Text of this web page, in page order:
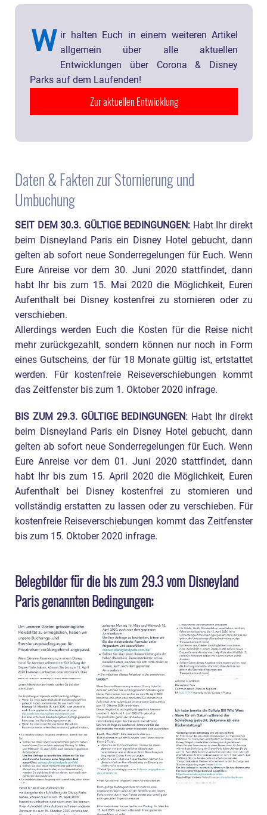
W ir halten Euch in einem weiteren Artikel
allgemein über alle aktuellen
Entwicklungen über Corona & Disney
Parks auf dem Laufenden!
Zur aktuellen Entwicklung
Daten & Fakten zur Stornierung und
Umbuchung
SEIT DEM 30.3. GÜLTIGE BEDINGUNGEN: Habt Ihr direkt
beim Disneyland Paris ein Disney Hotel gebucht, dann
gelten ab sofort neue Sonderregelungen für Euch. Wenn
Eure Anreise vor dem 30. Juni 2020 stattfindet, dann
habt Ihr bis zum 15. Mai 2020 die Möglichkeit, Euren
Aufenthalt bei Disney kostenfrei zu stornieren oder zu
verschieben.
Allerdings werden Euch die Kosten für die Reise nicht
mehr zurückgezahlt, sondern können nur noch in Form
eines Gutscheins, der für 18 Monate gültig ist, ertstattet
werden. Für kostenfreie Reiseverschiebungen kommt
das Zeitfenster bis zum 1. Oktober 2020 infrage.
BIS ZUM 29.3. GÜLTIGE BEDINGUNGEN: Habt Ihr direkt
beim Disneyland Paris ein Disney Hotel gebucht, dann
gelten ab sofort neue Sonderregelungen für Euch. Wenn
Eure Anreise vor dem 01. Juni 2020 stattfindet, dann
habt Ihr bis zum 15. April 2020 die Möglichkeit, Euren
Aufenthalt bei Disney kostenfrei zu stornieren und
vollständig erstatten zu lassen oder zu verschieben. Für
kostenfreie Reiseverschiebungen kommt das Zeitfenster
bis zum 15. Oktober 2020 infrage.
Belegbilder für die bis zum 29.3 vom Disneyland
Paris genannten Bedingungen: